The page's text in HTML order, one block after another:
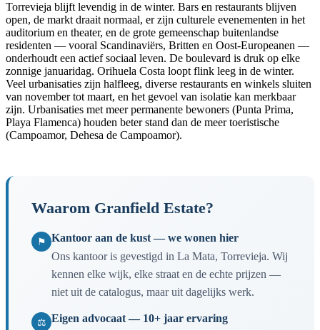
Torrevieja blijft levendig in de winter. Bars en restaurants blijven
open, de markt draait normaal, er zijn culturele evenementen in het
auditorium en theater, en de grote gemeenschap buitenlandse
residenten — vooral Scandinaviërs, Britten en Oost-Europeanen —
onderhoudt een actief sociaal leven. De boulevard is druk op elke
zonnige januaridag. Orihuela Costa loopt flink leeg in de winter.
Veel urbanisaties zijn halfleeg, diverse restaurants en winkels sluiten
van november tot maart, en het gevoel van isolatie kan merkbaar
zijn. Urbanisaties met meer permanente bewoners (Punta Prima,
Playa Flamenca) houden beter stand dan de meer toeristische
(Campoamor, Dehesa de Campoamor).
Waarom Granfield Estate?
⚑ Kantoor aan de kust — we wonen hier
Ons kantoor is gevestigd in La Mata, Torrevieja. Wij
kennen elke wijk, elke straat en de echte prijzen —
niet uit de catalogus, maar uit dagelijks werk.
⚖ Eigen advocaat — 10+ jaar ervaring